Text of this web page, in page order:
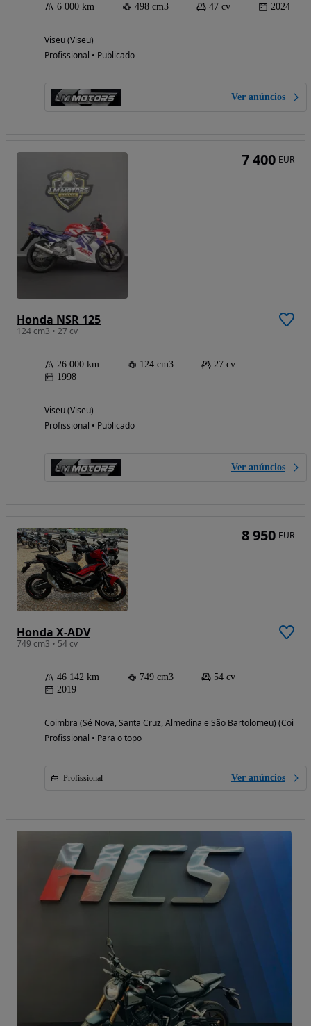
6 000 km 498 cm3 47 cv 2024
Viseu (Viseu)
Profissional • Publicado
Ver anúncios
Honda NSR 125
124 cm3 • 27 cv
26 000 km 124 cm3
27 cv
1998
Viseu (Viseu)
Profissional • Publicado
Ver anúncios
7 400 EUR
Honda X-ADV
749 cm3 • 54 cv
46 142 km 749 cm3
54 cv
2019
Coimbra (Sé Nova, Santa Cruz, Almedina e São Bartolomeu)
Profissional • Para o topo
Profissional Ver anúncios
8 950 EUR